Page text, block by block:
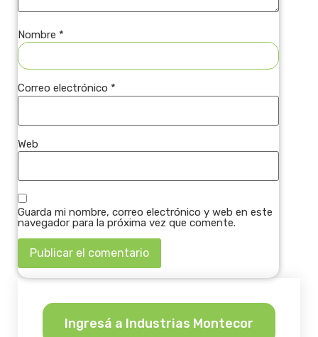
Nombre *
Correo electrónico *
Web
Guarda mi nombre, correo electrónico y web en este
navegador para la próxima vez que comente.
Ingresá a Industrias Montecor